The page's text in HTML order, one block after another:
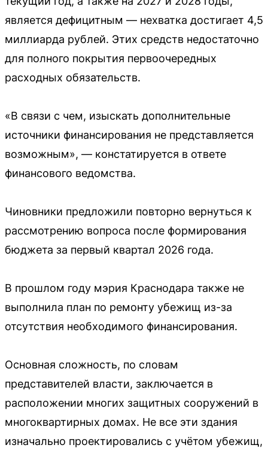
является дефицитным — нехватка достигает 4,5
миллиарда рублей. Этих средств недостаточно
для полного покрытия первоочередных
расходных обязательств.
«В связи с чем, изыскать дополнительные
источники финансирования не представляется
возможным», — констатируется в ответе
финансового ведомства.
Чиновники предложили повторно вернуться к
рассмотрению вопроса после формирования
бюджета за первый квартал 2026 года.
В прошлом году мэрия Краснодара также не
выполнила план по ремонту убежищ из-за
отсутствия необходимого финансирования.
Основная сложность, по словам
представителей власти, заключается в
расположении многих защитных сооружений в
многоквартирных домах. Не все эти здания
изначально проектировались с учётом убежищ,